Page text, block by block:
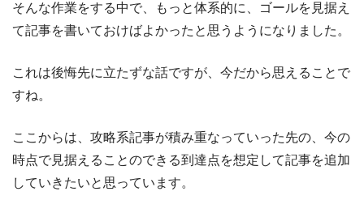
そんな作業をする中で、もっと体系的に、ゴールを見据え
て記事を書いておけばよかったと思うようになりました。
これは後悔先に立たずな話ですが、今だから思えることで
すね。
ここからは、攻略系記事が積み重なっていった先の、今の
時点で見据えることのできる到達点を想定して記事を追加
していきたいと思っています。